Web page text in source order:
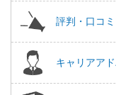
評判・口コミ
キャリアア